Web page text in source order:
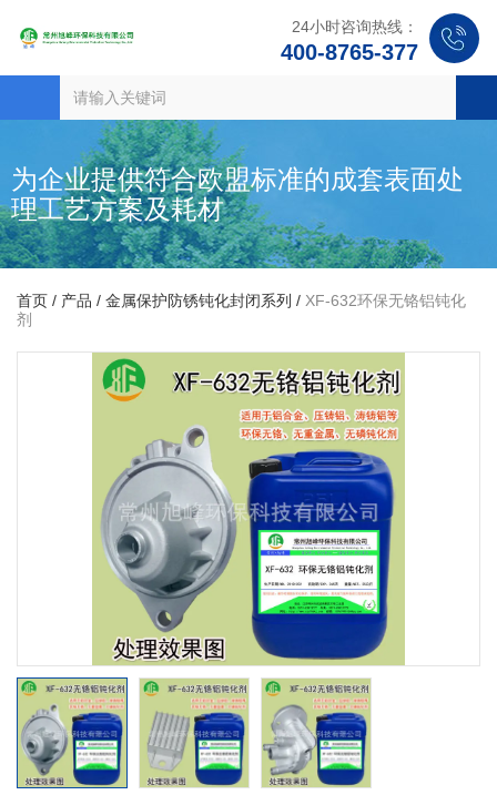
24小时咨询热线：
400-8765-377
为企业提供符合欧盟标准的成套表面处
理工艺方案及耗材
首页 / 产品 / 金属保护防锈钝化封闭系列 / XF-632环保无铬铝钝化
剂